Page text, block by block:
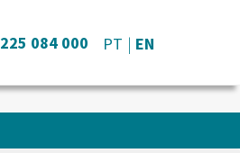
225 084 000 PT EN